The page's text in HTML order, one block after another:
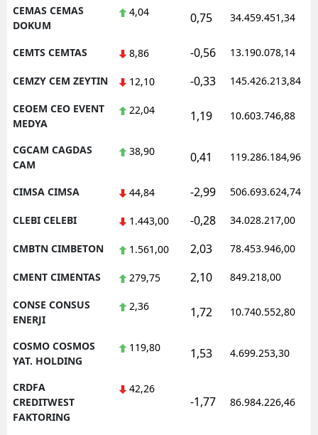
CEMAS CEMAS
DOKUM
4,04 0,75 34.459.451,34
CEMTS CEMTAS 8,86 -0,56 13.190.078,14
CEMZY CEM ZEYTIN 12,10 -0,33 145.426.213,84
CEOEM CEO EVENT
MEDYA
22,04 1,19 10.603.746,88
CGCAM CAGDAS
CAM
38,90 0,41 119.286.184,96
CIMSA CIMSA 44,84 -2,99 506.693.624,74
CLEBI CELEBI 1.443,00 -0,28 34.028.217,00
CMBTN CIMBETON 1.561,00 2,03 78.453.946,00
CMENT CIMENTAS 279,75 2,10 849.218,00
CONSE CONSUS
ENERJI
2,36 1,72 10.740.552,80
COSMO COSMOS
YAT. HOLDING
119,80 1,53 4.699.253,30
CRDFA
CREDITWEST
FAKTORING
42,26
-1,77 86.984.226,46